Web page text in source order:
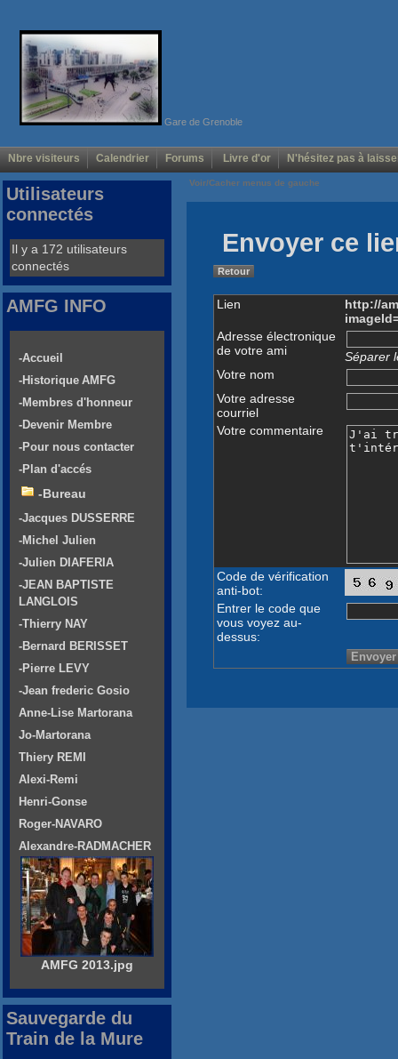
Gare de Grenoble
Nbre visiteurs Calendrier Forums Livre d'or N'hésitez pas à
Voir/Cacher menus de gauche
Envoyer ce
Retour
Lien
http://
Adresse électronique
de votre ami
Séparer
Votre nom
Votre adresse
courriel
Votre commentaire
Code de vérification
anti-bot:
Entrer le code que
vous voyez au-
dessus:
Utilisateurs
connectés
Il y a 172 utilisateurs
connectés
AMFG INFO
-Accueil
-Historique AMFG
-Membres d'honneur
-Devenir Membre
-Pour nous contacter
-Plan d'accés
-Bureau
-Jacques DUSSERRE
-Michel Julien
-Julien DIAFERIA
-JEAN BAPTISTE
LANGLOIS
-Thierry NAY
-Bernard BERISSET
-Pierre LEVY
-Jean frederic Gosio
Anne-Lise Martorana
Jo-Martorana
Thiery REMI
Alexi-Remi
Henri-Gonse
Roger-NAVARO
Alexandre-RADMACHER
AMFG 2013.jpg
Sauvegarde du
Train de la Mure